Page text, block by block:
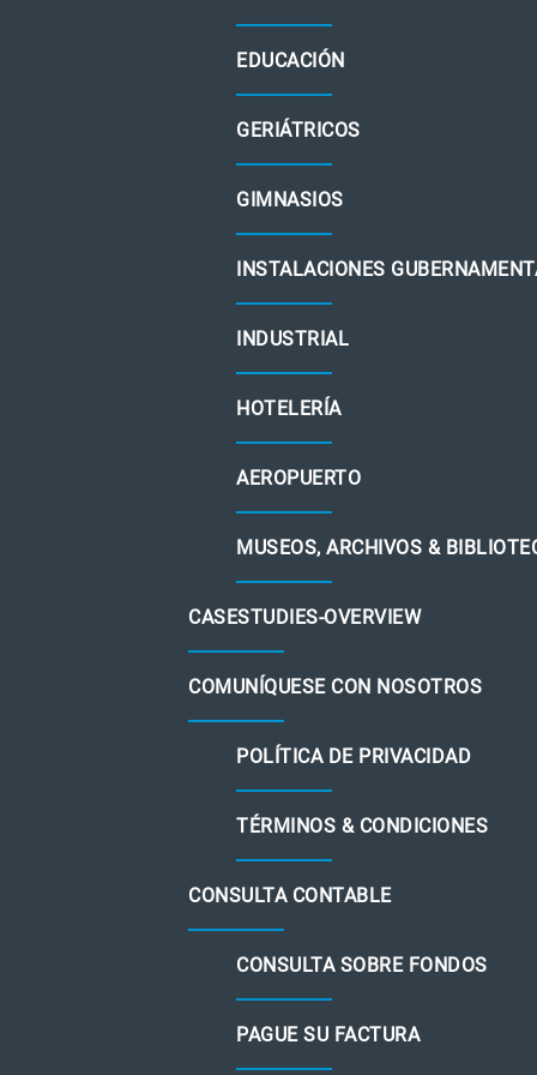
EDUCACIÓN
GERIÁTRICOS
GIMNASIOS
INSTALACIONES
INDUSTRIAL
HOTELERÍA
AEROPUERTO
MUSEOS, ARCHIVOS &
CASESTUDIES-OVERVIEW
COMUNÍQUESE CON NOSOTROS
POLÍTICA DE PRIVACIDAD
TÉRMINOS & CONDICIONES
CONSULTA CONTABLE
CONSULTA SOBRE FONDOS
PAGUE SU FACTURA